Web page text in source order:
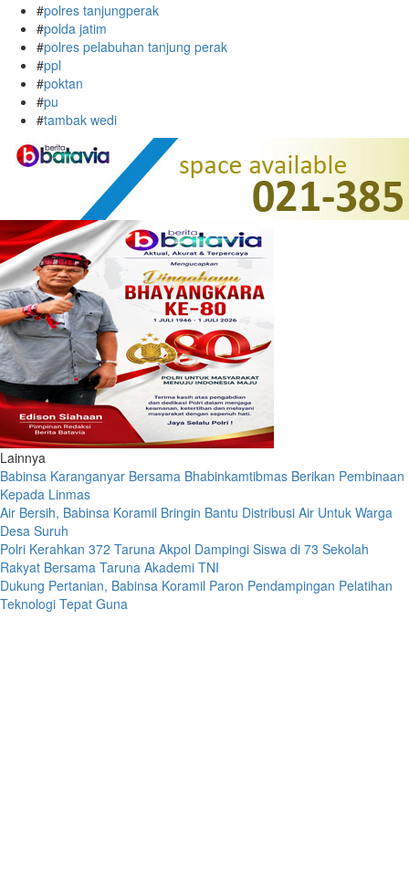
#polres tanjungperak
#polda jatim
#polres pelabuhan tanjung perak
#ppl
#poktan
#pu
#tambak wedi
Lainnya
Babinsa Karanganyar Bersama Bhabinkamtibmas Berikan Pembinaan
Kepada Linmas
Air Bersih, Babinsa Koramil Bringin Bantu Distribusi Air Untuk Warga
Desa Suruh
Polri Kerahkan 372 Taruna Akpol Dampingi Siswa di 73 Sekolah
Rakyat Bersama Taruna Akademi TNI
Dukung Pertanian, Babinsa Koramil Paron Pendampingan Pelatihan
Teknologi Tepat Guna